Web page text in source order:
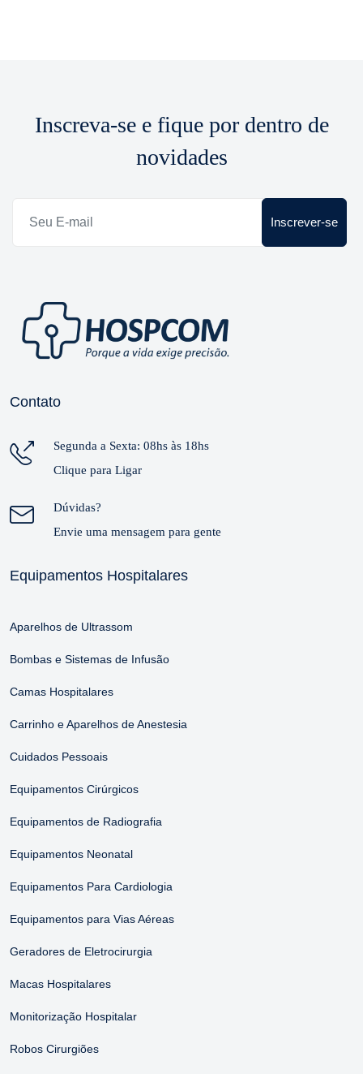
Inscreva-se e fique por dentro de
novidades
Inscrever-se
Contato
Segunda a Sexta: 08hs às 18hs
Clique para Ligar
Dúvidas?
Envie uma mensagem para gente
Equipamentos Hospitalares
Aparelhos de Ultrassom
Bombas e Sistemas de Infusão
Camas Hospitalares
Carrinho e Aparelhos de Anestesia
Cuidados Pessoais
Equipamentos Cirúrgicos
Equipamentos de Radiografia
Equipamentos Neonatal
Equipamentos Para Cardiologia
Equipamentos para Vias Aéreas
Geradores de Eletrocirurgia
Macas Hospitalares
Monitorização Hospitalar
Robos Cirurgiões